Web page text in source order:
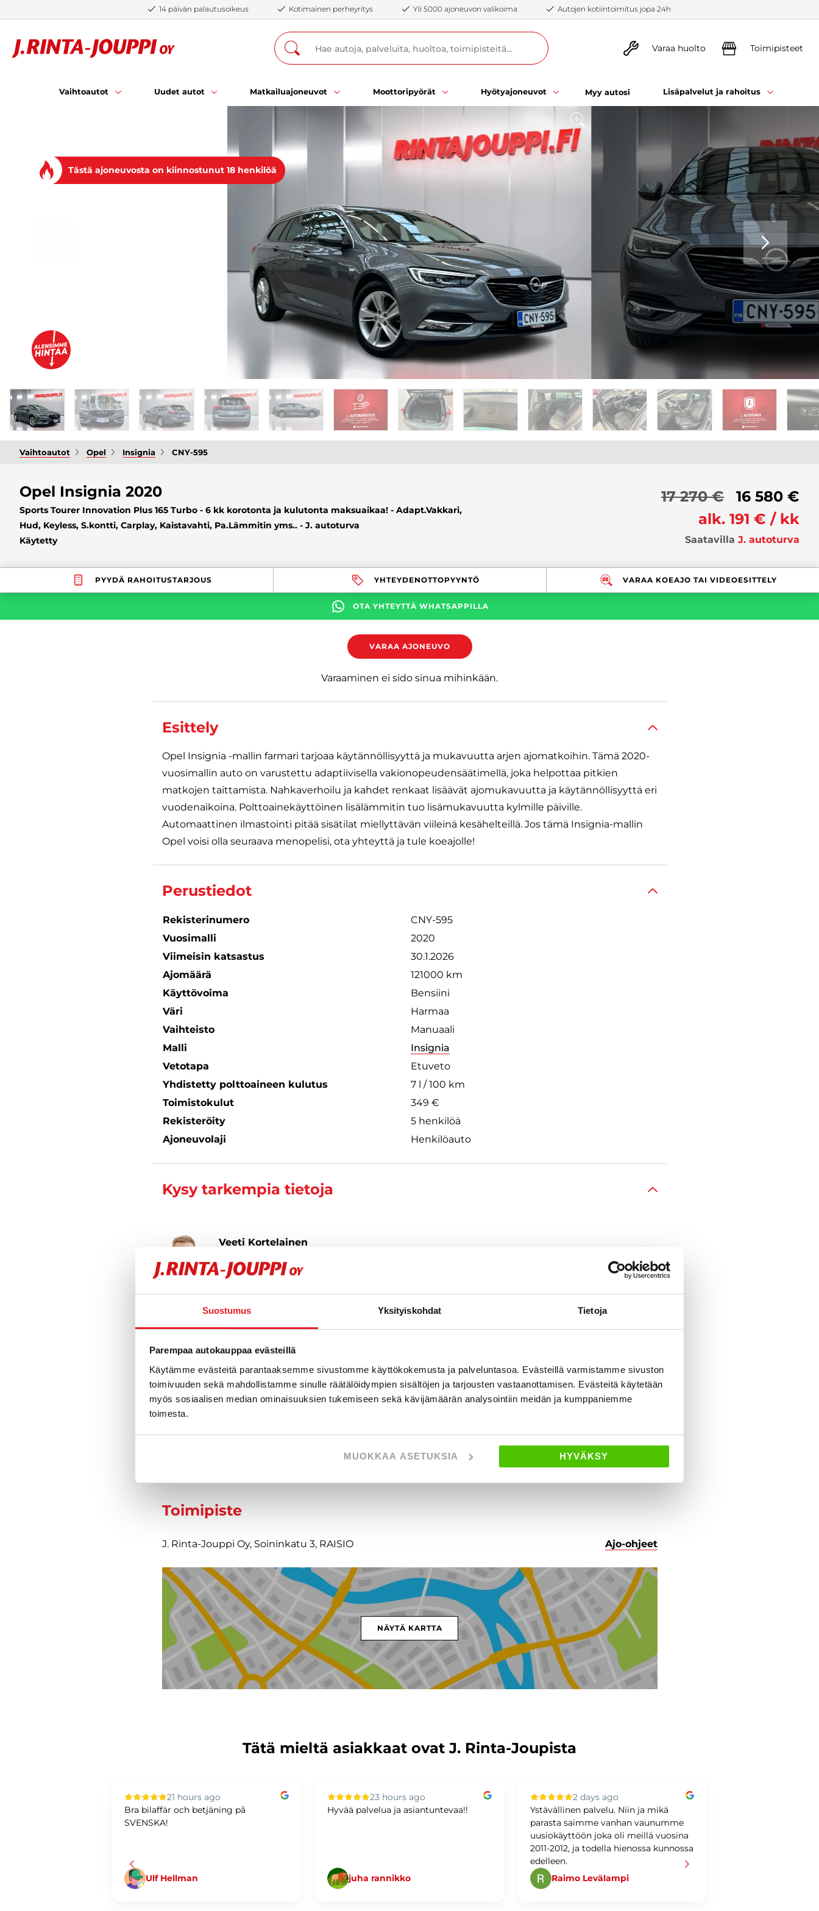
Suostumus Yksityiskohdat Tietoja
Parempaa autokauppaa evästeillä
Käytämme evästeitä parantaaksemme sivustomme käyttökokemusta ja palveluntasoa. Evästeillä varmistamme sivuston
toimivuuden sekä mahdollistamme sinulle räätälöidympien sisältöjen ja tarjousten vastaanottamisen. Evästeitä käytetään
myös sosiaalisen median ominaisuuksien tukemiseen sekä kävijämäärän analysointiin meidän ja kumppaniemme
toimesta.
MUOKKAA ASETUKSIA HYVÄKSY
14 päivän palautusoikeus Kotimainen perheyritys Yli 5000 ajoneuvon valikoima Autojen kotiintoimitus jopa 24h
Varaa huolto Toimipisteet
Vaihtoautot Uudet autot Matkailuajoneuvot Moottoripyörät Hyötyajoneuvot Myy autosi Lisäpalvelut ja rahoitus
SEURAAVA
Tästä ajoneuvosta on kiinnostunut 18 henkilöä
Vaihtoautot Opel Insignia CNY-595
Opel Insignia 2020
Sports Tourer Innovation Plus 165 Turbo - 6 kk korotonta ja kulutonta maksuaikaa! - Adapt.Vakkari,
Hud, Keyless, S.kontti, Carplay, Kaistavahti, Pa.Lämmitin yms.. - J. autoturva
Käytetty
17 270 €
16 580 €
alk. 191 € / kk
Saatavilla J. autoturva
PYYDÄ RAHOITUSTARJOUS YHTEYDENOTTOPYYNTÖ VARAA KOEAJO TAI VIDEOESITTELY
OTA YHTEYTTÄ WHATSAPPILLA
VARAA AJONEUVO
Varaaminen ei sido sinua mihinkään.
Esittely
Opel Insignia -mallin farmari tarjoaa käytännöllisyyttä ja mukavuutta arjen ajomatkoihin. Tämä 2020-
vuosimallin auto on varustettu adaptiivisella vakionopeudensäätimellä, joka helpottaa pitkien
matkojen taittamista. Nahkaverhoilu ja kahdet renkaat lisäävät ajomukavuutta ja käytännöllisyyttä eri
vuodenaikoina. Polttoainekäyttöinen lisälämmitin tuo lisämukavuutta kylmille päiville.
Automaattinen ilmastointi pitää sisätilat miellyttävän viileinä kesähelteillä. Jos tämä Insignia-mallin
Opel voisi olla seuraava menopelisi, ota yhteyttä ja tule koeajolle!
Perustiedot
Rekisterinumero
CNY-595
Vuosimalli
2020
Viimeisin katsastus
30.1.2026
Ajomäärä
121000 km
Käyttövoima
Bensiini
Väri
Harmaa
Vaihteisto
Manuaali
Malli
Insignia
Vetotapa
Etuveto
Yhdistetty polttoaineen kulutus
7 l / 100 km
Toimistokulut
349 €
Rekisteröity
5 henkilöä
Ajoneuvolaji
Henkilöauto
Kysy tarkempia tietoja
Veeti Kortelainen
Automyyjä FI
040 711 9883
Varustelu
Toimipiste
J. Rinta-Jouppi Oy, Soininkatu 3, RAISIO Ajo-ohjeet
NÄYTÄ KARTTA
Tätä mieltä asiakkaat ovat J. Rinta-Joupista
21 hours ago
Bra bilaffär och betjäning på
SVENSKA!
Ulf Hellman
23 hours ago
Hyvää palvelua ja asiantuntevaa!!
juha rannikko
2 days ago
Ystävällinen palvelu. Niin ja mikä
parasta saimme vanhan vaunumme
uusiokäyttöön joka oli meillä vuosina
2011-2012, ja todella hienossa kunnossa
edelleen.
Raimo Levälampi